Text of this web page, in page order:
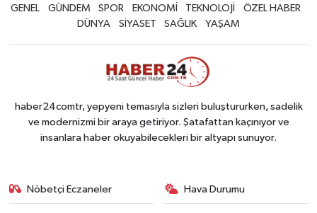
GENEL GÜNDEM SPOR EKONOMİ TEKNOLOJİ
ÖZEL HABER
DÜNYA
SİYASET SAĞLIK YAŞAM
haber24comtr, yepyeni temasıyla sizleri buluştururken, sadelik
ve modernizmi bir araya getiriyor. Şatafattan kaçınıyor ve
insanlara haber okuyabilecekleri bir altyapı sunuyor.
Nöbetçi Eczaneler Hava Durumu